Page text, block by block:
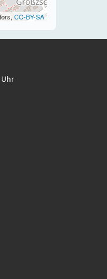
CC-BY-SA
Uhr